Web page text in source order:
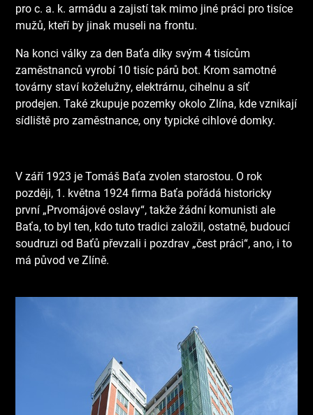
pro c. a. k. armádu a zajistí tak mimo jiné práci pro tisíce
mužů, kteří by jinak museli na frontu.
Na konci války za den Baťa díky svým 4 tisícům
zaměstnanců vyrobí 10 tisíc párů bot. Krom samotné
továrny staví koželužny, elektrárnu, cihelnu a síť
prodejen. Také zkupuje pozemky okolo Zlína, kde vznikají
sídliště pro zaměstnance, ony typické cihlové domky.
V září 1923 je Tomáš Baťa zvolen starostou. O rok
později, 1. května 1924 firma Baťa pořádá historicky
první „Prvomájové oslavy“, takže žádní komunisti ale
Baťa, to byl ten, kdo tuto tradici založil, ostatně, budoucí
soudruzi od Baťů převzali i pozdrav „čest práci“, ano, i to
má původ ve Zlíně.